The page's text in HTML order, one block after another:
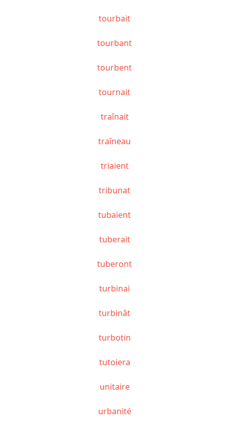
tourbait
tourbant
tourbent
tournait
traînait
traîneau
triaient
tribunat
tubaient
tuberait
tuberont
turbinai
turbinât
turbotin
tutoiera
unitaire
urbanité